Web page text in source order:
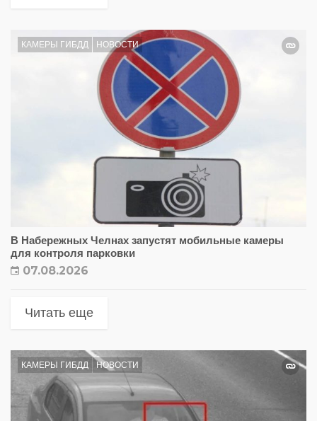
КАМЕРЫ ГИБДД НОВОСТИ
В Набережных Челнах запустят мобильные камеры
для контроля парковки
07.08.2026
Читать еще
КАМЕРЫ ГИБДД НОВОСТИ